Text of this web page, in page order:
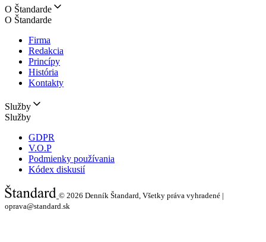
O Štandarde
O Štandarde
Firma
Redakcia
Princípy
História
Kontakty
Služby
Služby
GDPR
V.O.P
Podmienky používania
Kódex diskusií
© 2026 Denník Štandard, Všetky práva vyhradené |
oprava@standard.sk